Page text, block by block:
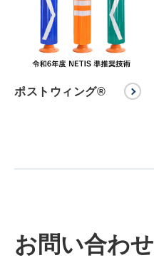
ポストウィング®
お問い合わせ